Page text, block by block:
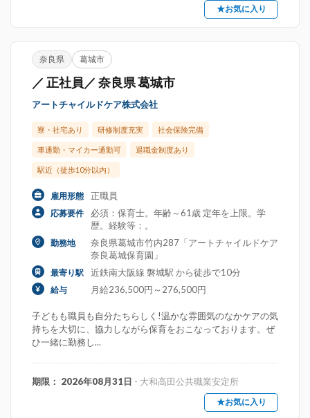
★お気に入り
奈良県 葛城市
／ 正社員／ 奈良県 葛城市
アートチャイルドケア株式会社
寮・社宅あり 研修制度充実 社会保険完備
車通勤・マイカー通勤可 退職金制度あり
駅近（徒歩10分以内）
雇用形態 正職員
応募要件
必須：保育士。年齢～61歳 定年を上限。学
歴。経験等：。
勤務地
奈良県葛城市竹内287「アートチャイルドケア
奈良葛城保育園」
最寄り駅 近鉄南大阪線 磐城駅 から徒歩で10分
給与 月給236,500円～276,500円
子どもも職員も自分たちらしく!温かな雰囲気のなかケアの気
持ちを大切に、協力しながら保育をおこなっております。ぜ
ひ一緒に勤務し...
期限： 2026年08月31日 - 大和高田公共職業安定所
★お気に入り